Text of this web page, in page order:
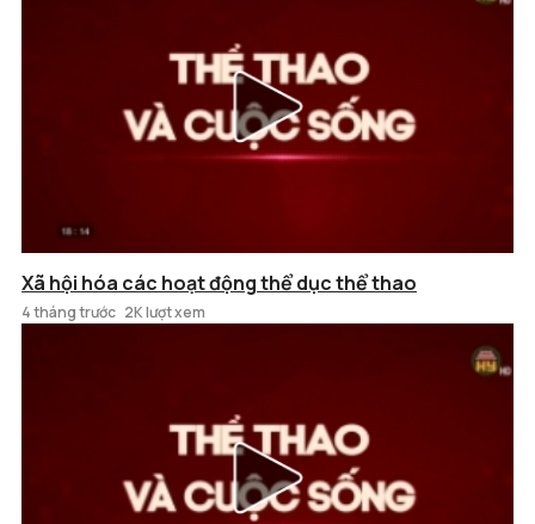
Xã hội hóa các hoạt động thể dục thể thao
4 tháng trước 2K lượt xem